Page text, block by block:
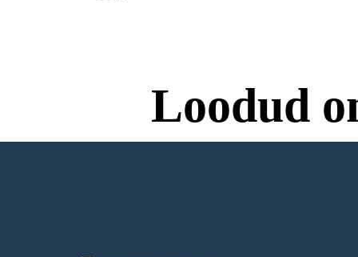
Loodud
Proovimiseks Pole